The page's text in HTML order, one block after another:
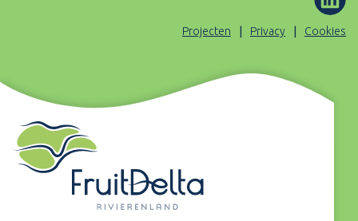
ons
Projecten Privacy Cookies